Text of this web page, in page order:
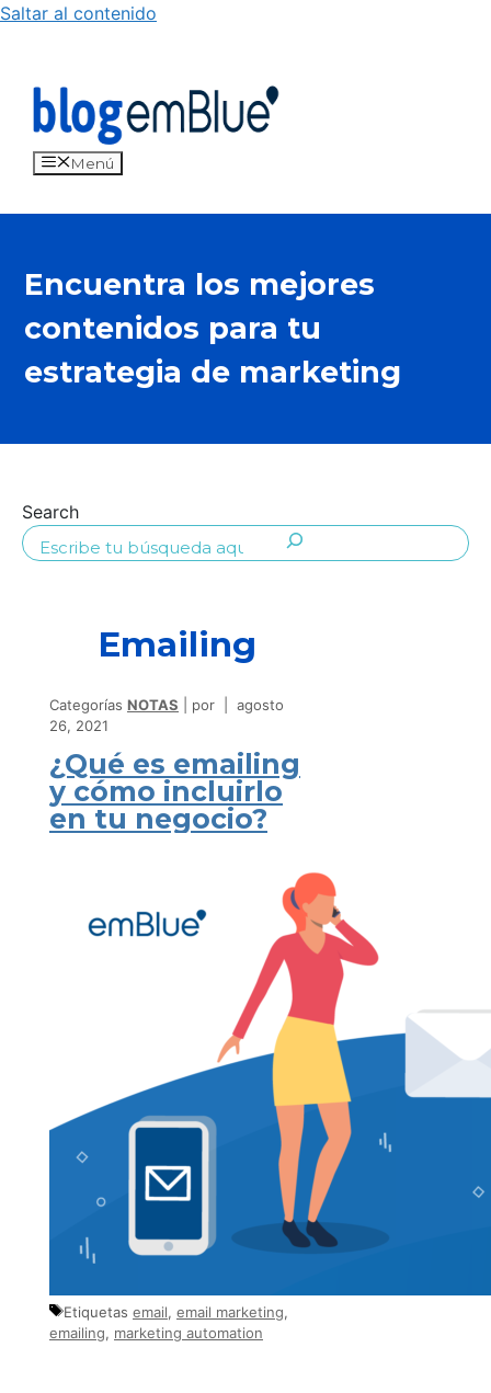
Saltar al contenido
Menú
Encuentra los mejores
contenidos para tu
estrategia de marketing
Search
Emailing
Categorías NOTAS por
agosto
26, 2021
¿Qué es emailing
y cómo incluirlo
en tu negocio?
Etiquetas email, email marketing,
emailing, marketing automation